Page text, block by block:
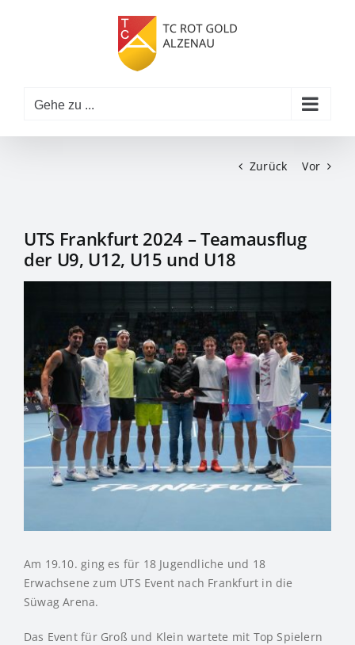
Gehe zu ...
Zurück Vor
UTS Frankfurt 2024 – Teamausflug
der U9, U12, U15 und U18
Am 19.10. ging es für 18 Jugendliche und 18
Erwachsene zum UTS Event nach Frankfurt in die
Süwag Arena.
Das Event für Groß und Klein wartete mit Top Spielern